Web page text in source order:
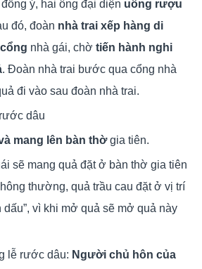
ý, hai ông đại diện uống rượu
đó, đoàn nhà trai xếp hàng di
nhà gái, chờ tiến hành nghi
. Đoàn nhà trai bước qua cổng nhà
đi vào sau đoàn nhà trai.
dâu
mang lên bàn thờgia tiên.
sẽ mang quả đặt ở bàn thờ gia tiên
thường, quả trầu cau đặt ở vị trí
dấu”, vì khi mở quả sẽ mở quả này
lễ rước dâu: Người chủ hôn của